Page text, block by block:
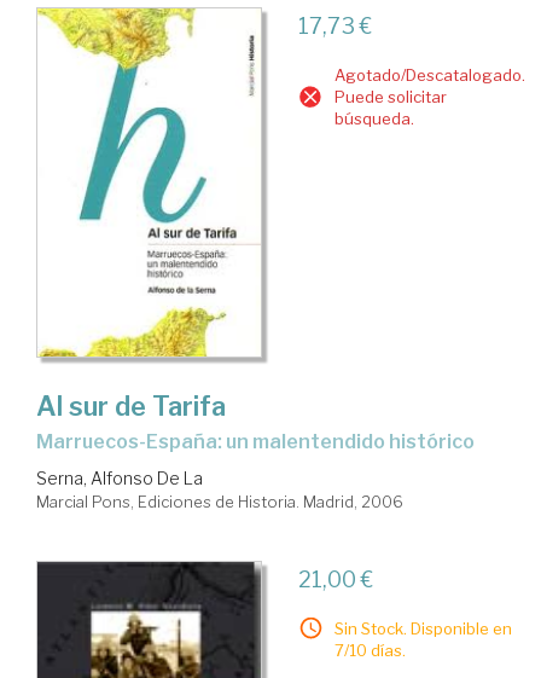
17,73 €
Agotado/Descatalogado.
Puede solicitar
búsqueda.
Al sur de Tarifa
Marruecos-España: un malentendido histórico
Serna, Alfonso De La
Marcial Pons, Ediciones de Historia. Madrid, 2006
21,00 €
Sin Stock. Disponible en
7/10 días.